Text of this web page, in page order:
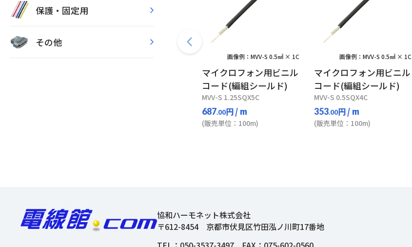
保護・固定用
その他
画像例：MVV-S 0.5㎟ × 1C
マイクロフォン用ビニル
コード(編組シールド)
MVV-S 1.25SQX5C
687.00円/ m
(販売単位：100m)
画像例：MVV-S 0.5㎟ × 1C
マイクロフォン用ビニル
コード(編組シールド)
MVV-S 0.5SQX4C
353.00円/ m
(販売単位：100m)
協和ハーモネット株式会社
〒612-8454 京都市伏見区竹田泓ノ川町17番地